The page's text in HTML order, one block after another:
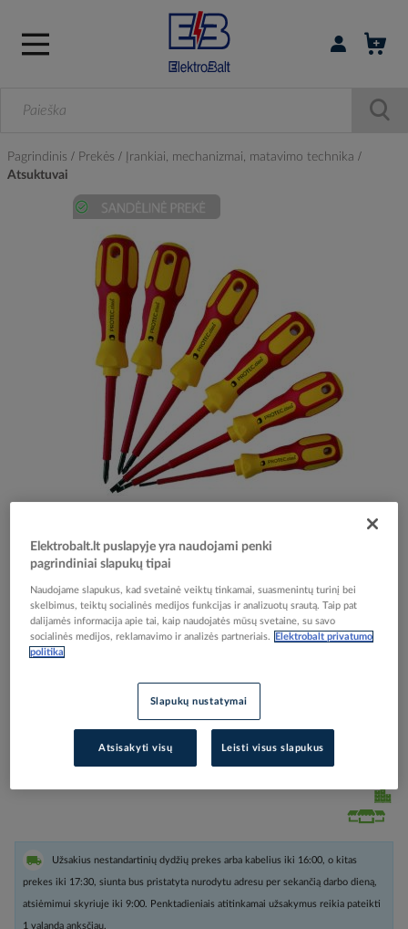
Prisijungti /
Pagrindinis Prekės
Įrankiai, mechanizmai, matavimo technika
Atsuktuvai
the
beginning
the
images
gallery
Rinkinys atsuktuvų 1000V PSS6 [rinkinyje 6 vnt.] -
PROTEC
Elektrobalt prekės kodas
032650
EAN kodas
Užsakius nestandartinių dydžių prekes arba kabelius iki 16:00, o kitas
prekes iki 17:30, siunta bus pristatyta nurodytu adresu per sekančią darbo dieną,
atsiėmimui skyriuje iki 9:00. Penktadieniais atitinkamai užsakymus reikia pateikti
1 valanda anksčiau.
Elektrobalt.lt puslapyje yra naudojami penki
pagrindiniai slapukų tipai
Naudojame slapukus, kad svetainė veiktų tinkamai, suasmenintų turinį bei
skelbimus, teiktų socialinės medijos funkcijas ir analizuotų srautą. Taip pat
dalijamės informacija apie tai, kaip naudojatės mūsų svetaine, su savo
socialinės medijos, reklamavimo ir analizės partneriais.
Elektrobalt privatumo
politika
Slapukų nustatymai
Atsisakyti visų Leisti visus slapukus